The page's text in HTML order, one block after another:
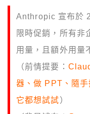
Anthropic 宣布於
限時促銷，所有非
用量，且額外用量
（前情提要：
器、做 PPT、隨
它都想試試）